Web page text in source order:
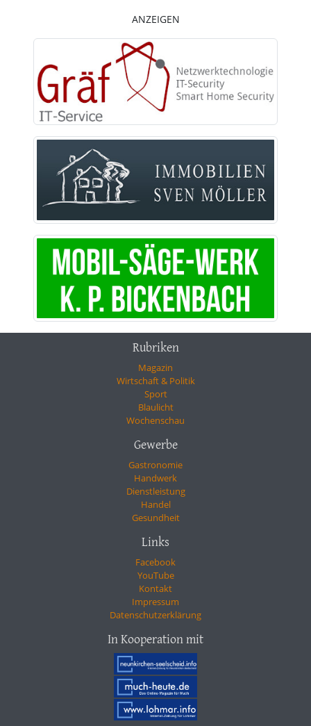
ANZEIGEN
Rubriken
Magazin
Wirtschaft & Politik
Sport
Blaulicht
Wochenschau
Gewerbe
Gastronomie
Handwerk
Dienstleistung
Handel
Gesundheit
Links
Facebook
YouTube
Kontakt
Impressum
Datenschutzerklärung
In Kooperation mit